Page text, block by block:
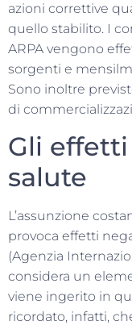
azioni correttive
quello stabilito. I
ARPA vengono
sorgenti e
Sono inoltre
di
Gli
salute
L’assunzione
provoca effetti
(Agenzia
considera un
viene ingerito in
ricordato, infatti,